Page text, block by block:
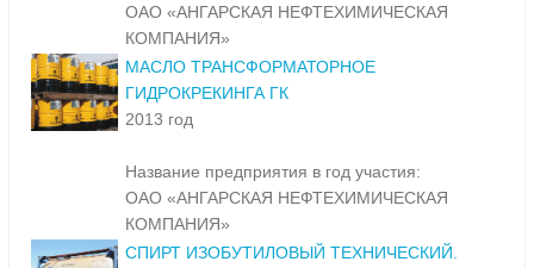
ОАО «АНГАРСКАЯ НЕФТЕХИМИЧЕСКАЯ
КОМПАНИЯ»
МАСЛО ТРАНСФОРМАТОРНОЕ
ГИДРОКРЕКИНГА ГК
2013 год
Название предприятия в год участия:
ОАО «АНГАРСКАЯ НЕФТЕХИМИЧЕСКАЯ
КОМПАНИЯ»
СПИРТ ИЗОБУТИЛОВЫЙ ТЕХНИЧЕСКИЙ.